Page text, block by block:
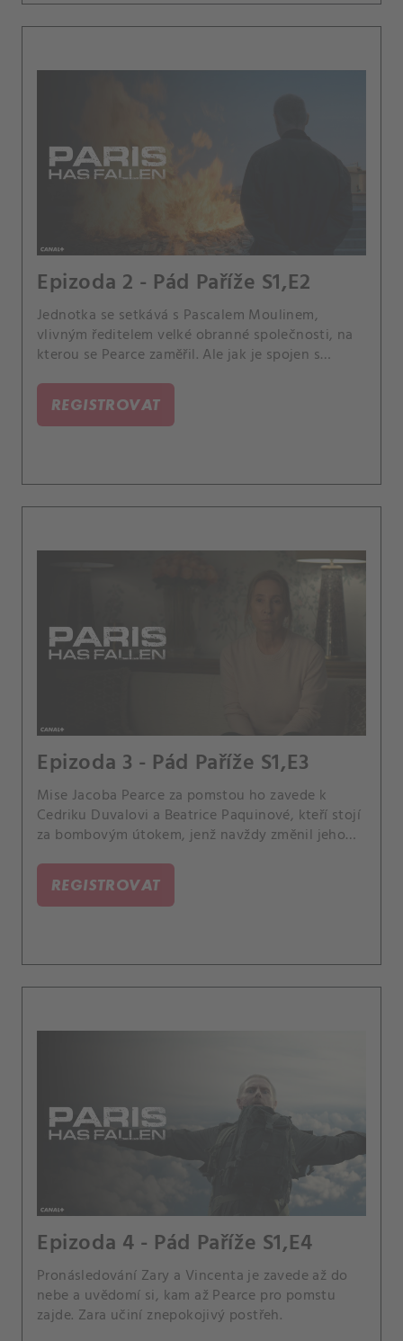
Epizoda 2 - Pád Paříže S1,E2
Jednotka se setkává s Pascalem Moulinem,
vlivným ředitelem velké obranné společnosti, na
kterou se Pearce zaměřil. Ale jak je spojen s
REGISTROVAT
Epizoda 3 - Pád Paříže S1,E3
Mise Jacoba Pearce za pomstou ho zavede k
Cedriku Duvalovi a Beatrice Paquinové, kteří stojí
za bombovým útokem, jenž navždy změnil jeho
dostat dříve než Pearce?.
REGISTROVAT
Epizoda 4 - Pád Paříže S1,E4
Pronásledování Zary a Vincenta je zavede až do
nebe a uvědomí si, kam až Pearce pro pomstu
zajde. Zara učiní znepokojivý postřeh.